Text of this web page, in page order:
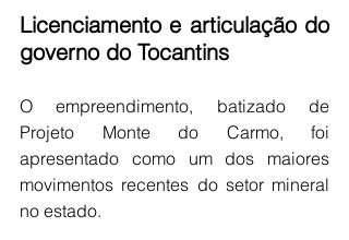
Licenciamento e articulação do
governo do Tocantins
O empreendimento, batizado de
Projeto Monte do Carmo, foi
apresentado como um dos maiores
movimentos recentes do setor mineral
no estado.